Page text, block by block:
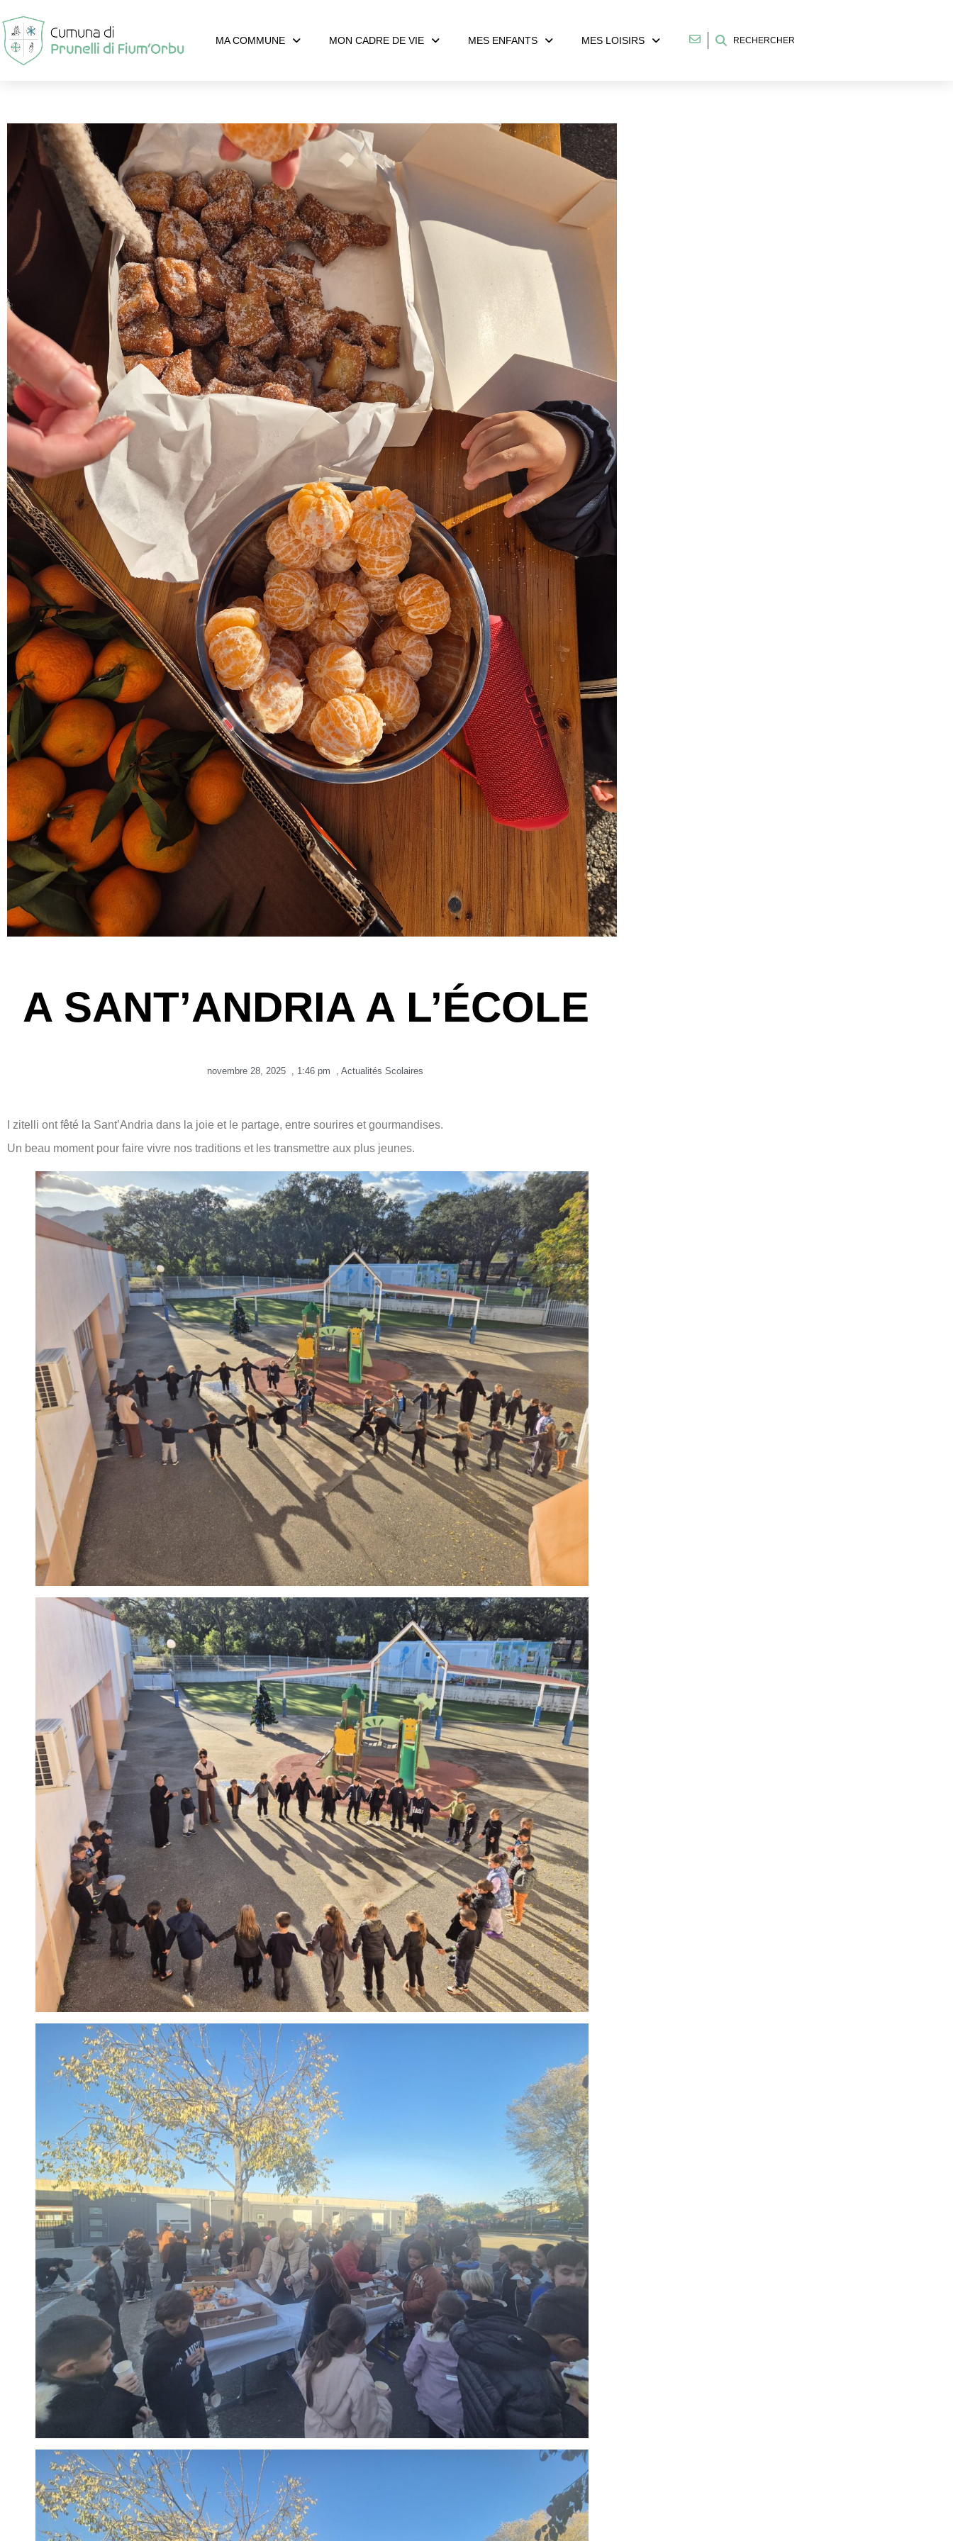
MA COMMUNE MON CADRE DE VIE MES ENFANTS MES LOISIRS RECHERCHER
A SANT’ANDRIA A L’ÉCOLE
novembre 28, 2025 1:46 pm Actualités Scolaires
I zitelli ont fêté la Sant’Andria dans la joie et le partage, entre sourires et gourmandises.
Un beau moment pour faire vivre nos traditions et les transmettre aux plus jeunes.